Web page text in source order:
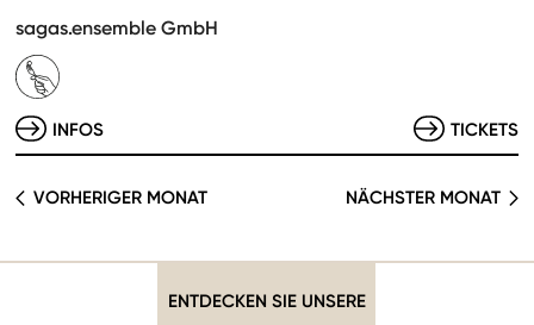
sagas.ensemble GmbH
INFOS TICKETS
VORHERIGER MONAT NÄCHSTER MONAT
ENTDECKEN SIE UNSERE